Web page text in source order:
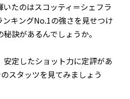
たのはスコッティ＝シェフラ
ンキングNo.1の強さを見せつけ
訣があるんでしょうか。
安定したショット力に定評があ
スタッツを見てみましょう